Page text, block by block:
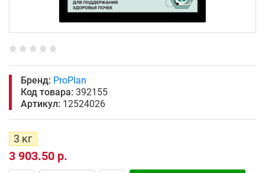
Бренд: ProPlan
Код товара: 392155
Артикул: 12524026
3 кг
3 903.50 р.